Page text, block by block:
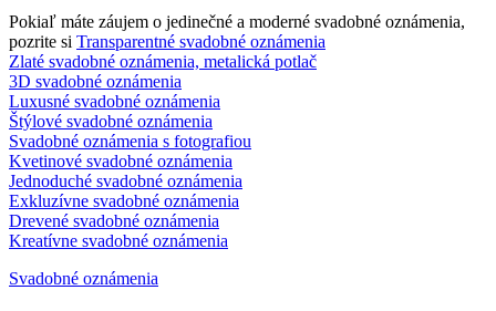
Pokiaľ máte záujem o jedinečné a moderné svadobné oznámenia,
pozrite si Transparentné svadobné oznámenia
Zlaté svadobné oznámenia, metalická potlač
3D svadobné oznámenia
Luxusné svadobné oznámenia
Štýlové svadobné oznámenia
Svadobné oznámenia s fotografiou
Kvetinové svadobné oznámenia
Jednoduché svadobné oznámenia
Exkluzívne svadobné oznámenia
Drevené svadobné oznámenia
Kreatívne svadobné oznámenia
Svadobné oznámenia